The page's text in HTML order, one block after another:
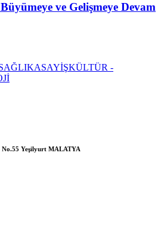
ve Gelişmeye Devam
ASAYİŞKÜLTÜR -
Yeşilyurt MALATYA